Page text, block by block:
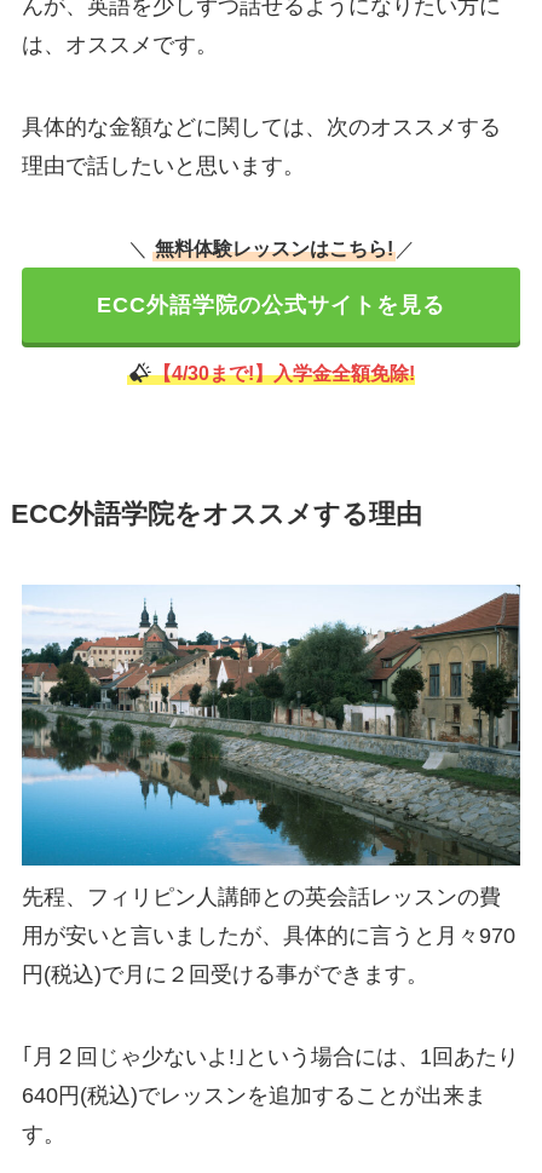
んが、英語を少しずつ話せるようになりたい方に
は、オススメです。
具体的な金額などに関しては、次のオススメする
理由で話したいと思います。
＼ 無料体験レッスンはこちら!／
ECC外語学院の公式サイトを見る
【4/30まで!】入学金全額免除!
ECC外語学院をオススメする理由
先程、フィリピン人講師との英会話レッスンの費
用が安いと言いましたが、具体的に言うと 月々970
円(税込)で月に２回 受ける事ができます。
｢月２回じゃ少ないよ!｣という場合には、1回あたり
640円(税込)でレッスンを追加することが出来ま
す。